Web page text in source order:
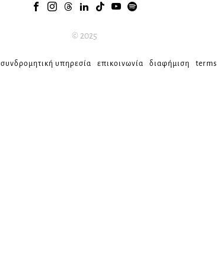
© 2025
συνδρομητική υπηρεσία επικοινωνία διαφήμιση